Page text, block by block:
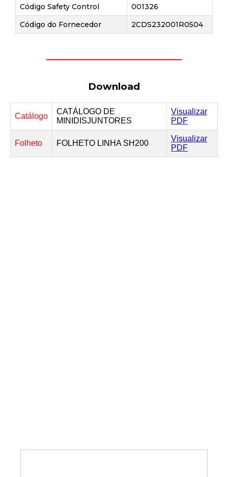
Código Safety Control
001326
Código do Fornecedor
2CDS232001R0504
Download
Catálogo
CATÁLOGO DE
MINIDISJUNTORES
Visualizar
PDF
Folheto FOLHETO LINHA SH200
Visualizar
PDF